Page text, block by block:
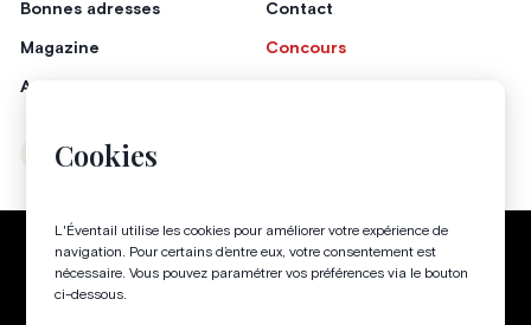
Cookies
L'Éventail utilise les cookies pour améliorer votre expérience de
navigation. Pour certains d’entre eux, votre consentement est
nécessaire. Vous pouvez paramétrer vos préférences via le bouton
ci-dessous.
Bonnes adresses
Magazine
Annonceurs
Contact
Concours
Instagram
Politique de confidentialité Conditions générales
Gestion des cookies